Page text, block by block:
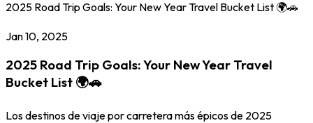
2025 Road Trip Goals: Your New Year Travel Bucket List 🌍🚗
Jan 10, 2025
2025 Road Trip Goals: Your New Year Travel
Bucket List 🌍🚗
Los destinos de viaje por carretera más épicos de 2025